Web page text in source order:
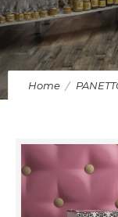
Home